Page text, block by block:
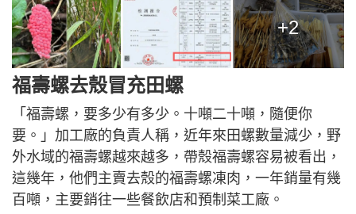
+2
福壽螺去殼冒充田螺
「福壽螺，要多少有多少。十噸二十噸，隨便你
要。」加工廠的負責人稱，近年來田螺數量減少，野
外水域的福壽螺越來越多，帶殼福壽螺容易被看出，
這幾年，他們主賣去殼的福壽螺凍肉，一年銷量有幾
百噸，主要銷往一些餐飲店和預制菜工廠。